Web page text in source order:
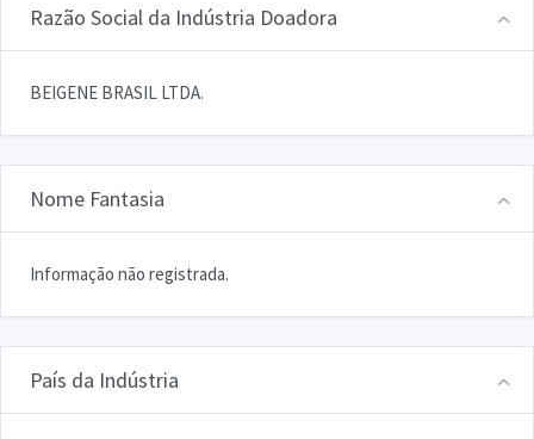
Razão Social da Indústria Doadora
BEIGENE BRASIL LTDA.
Nome Fantasia
Informação não registrada.
País da Indústria